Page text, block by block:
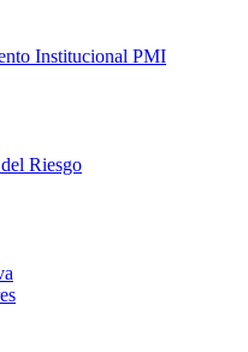
Institucional PMI
Riesgo